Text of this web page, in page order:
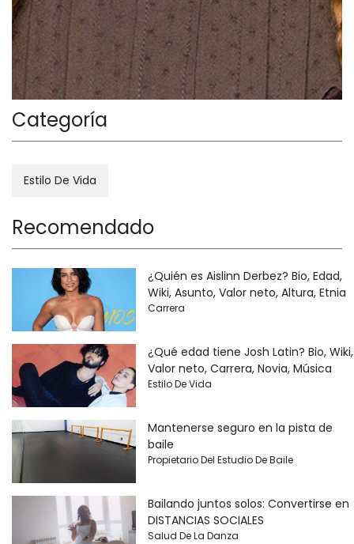
Categoría
Estilo De Vida
Recomendado
¿Quién es Aislinn Derbez? Bio, Edad,
Wiki, Asunto, Valor neto, Altura, Etnia
Carrera
¿Qué edad tiene Josh Latin? Bio, Wiki,
Valor neto, Carrera, Novia, Música
Estilo De Vida
Mantenerse seguro en la pista de
baile
Propietario Del Estudio De Baile
Bailando juntos solos: Convertirse en
DISTANCIAS SOCIALES
Salud De La Danza